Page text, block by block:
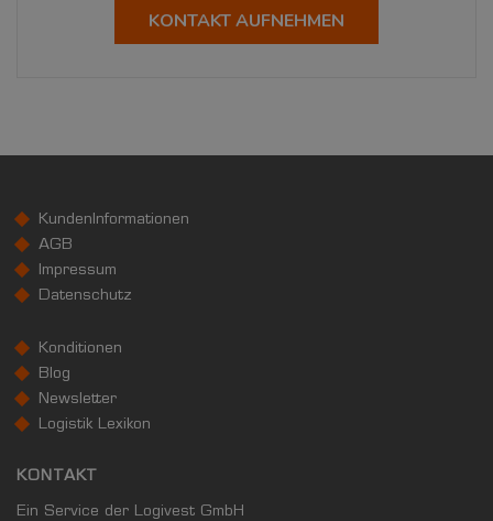
KONTAKT AUFNEHMEN
KundenInformationen
AGB
Impressum
Datenschutz
Konditionen
Blog
Newsletter
Logistik Lexikon
KONTAKT
Ein Service der Logivest GmbH